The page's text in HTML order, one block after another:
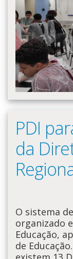
PDI
da
O sistema
organizado
Educação,
de